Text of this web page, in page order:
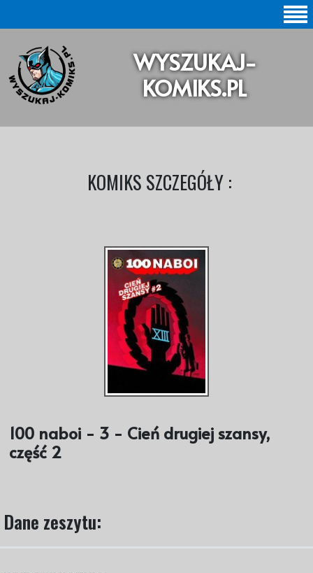
SZUKAJ |
BAZA KOMIKSÓW |
KOLEKCJE KOMIKSÓW
WYSZUKAJ-
KOMIKS.PL
KOMIKS SZCZEGÓŁY :
100 naboi - 3 - Cień drugiej szansy,
część 2
Dane zeszytu: